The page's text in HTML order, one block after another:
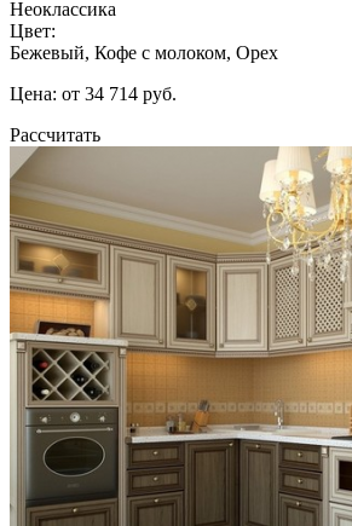
Неоклассика
Цвет:
Бежевый, Кофе с молоком, Орех
Цена: от 34 714 руб.
Рассчитать